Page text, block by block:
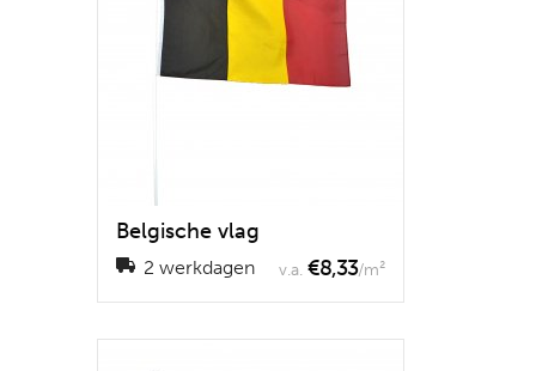
Belgische vlag
2 werkdagen v.a. €8,33/m²